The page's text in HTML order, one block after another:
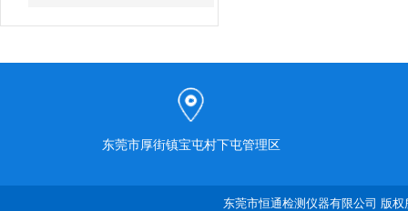
东莞市厚街镇宝屯村下屯管理区
东莞市恒通检测仪器有限公司 版